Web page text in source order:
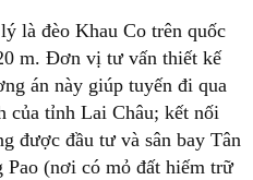
là đèo Khau Co trên quốc
m. Đơn vị tư vấn thiết kế
án này giúp tuyến đi qua
của tỉnh Lai Châu; kết nối
được đầu tư và sân bay Tân
(nơi có mỏ đất hiếm trữ